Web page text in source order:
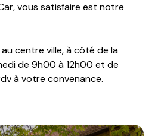
vous satisfaire est notre
centre ville, à côté de la
de 9h00 à 12h00 et de
à votre convenance.